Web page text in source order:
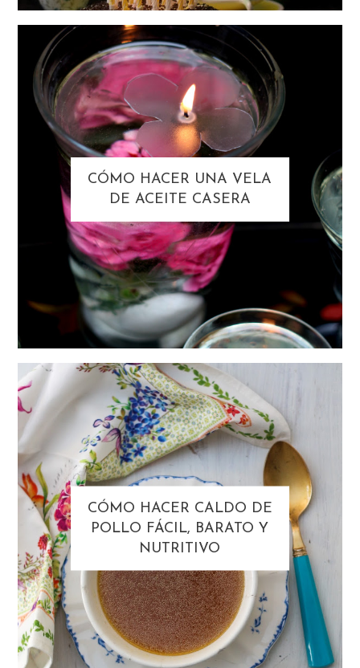
CÓMO HACER UNA VELA
DE ACEITE CASERA
CÓMO HACER CALDO DE
POLLO FÁCIL, BARATO Y
NUTRITIVO